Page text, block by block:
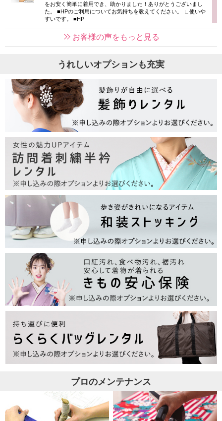
をお安く簡単に着用でき、助かりました！ありがとうございまし
た。 ■HPのご利用についてお気持ちを教えてください。 ∟使いや
すいです。 ■HP
お客様の声をもっと見る
うれしいオプションも充実
プロのメンテナンス